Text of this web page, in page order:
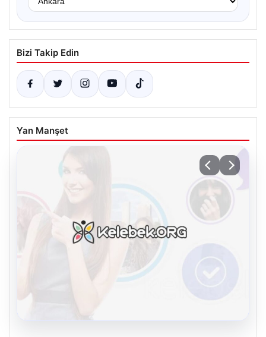
Bizi Takip Edin
Yan Manşet